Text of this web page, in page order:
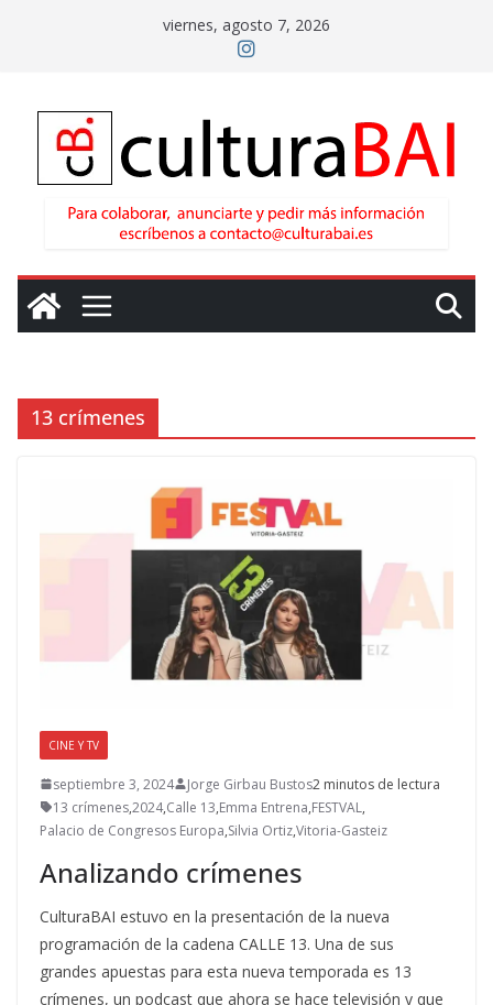
viernes, agosto 7, 2026
13 crímenes
CINE Y TV
septiembre 3, 2024 Jorge Girbau Bustos2 minutos de lectura
13 crímenes,2024,Calle 13,Emma Entrena,FESTVAL,
Palacio de Congresos Europa,Silvia Ortiz,Vitoria-Gasteiz
Analizando crímenes
CulturaBAI estuvo en la presentación de la nueva
programación de la cadena CALLE 13. Una de sus
grandes apuestas para esta nueva temporada es 13
crímenes, un podcast que ahora se hace televisión y que